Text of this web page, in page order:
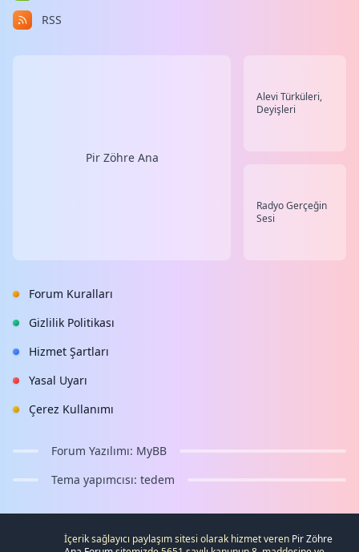
RSS
Pir Zöhre Ana
Alevi Türküleri,
Deyişleri
Radyo Gerçeğin
Sesi
Forum Kuralları
Gizlilik Politikası
Hizmet Şartları
Yasal Uyarı
Çerez Kullanımı
Forum Yazılımı: MyBB
Tema yapımcısı: tedem
İçerik sağlayıcı paylaşım sitesi olarak hizmet veren Pir Zöhre